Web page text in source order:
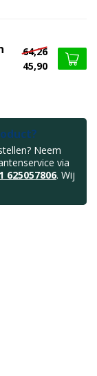
64,26
45,90
Neem
via
625057806. Wij